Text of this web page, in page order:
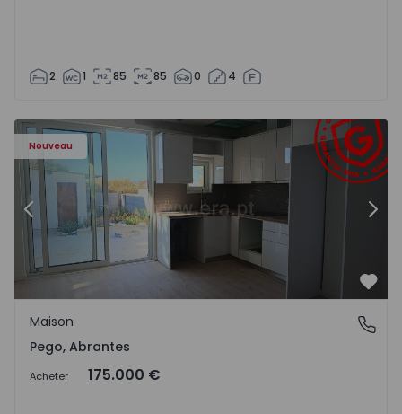
2 1 85 85 0 4
Nouveau
Maison T2 Abrantes, Pego - 1575171 - 9
Précédent
Pego, Abrantes
Maison
Pego, Abrantes
Acheter 175.000 €